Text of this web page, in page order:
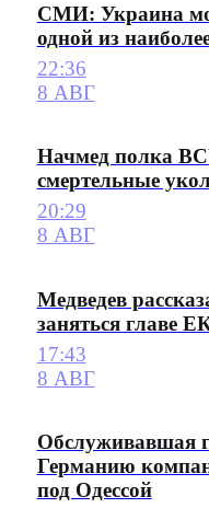
СМИ: Украина
одной из
22:36
8 АВГ
Начмед полка
смертельные
20:29
8 АВГ
Медведев
заняться главе
17:43
8 АВГ
Обслуживавшая
Германию
под Одессой